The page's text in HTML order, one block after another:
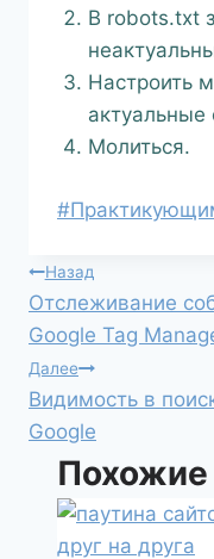
В robots.txt
Настроить
актуальные
Молиться.
#
Назад
Отслеживание
Google Tag
Далее
Видимость в
Google
Похожие